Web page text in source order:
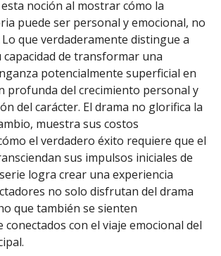
noción al mostrar cómo la
puede ser personal y emocional, no
que verdaderamente distingue a
capacidad de transformar una
potencialmente superficial en
profunda del crecimiento personal y
del carácter. El drama no glorifica la
muestra sus costos
el verdadero éxito requiere que el
sus impulsos iniciales de
logra crear una experiencia
no solo disfrutan del drama
que también se sienten
con el viaje emocional del